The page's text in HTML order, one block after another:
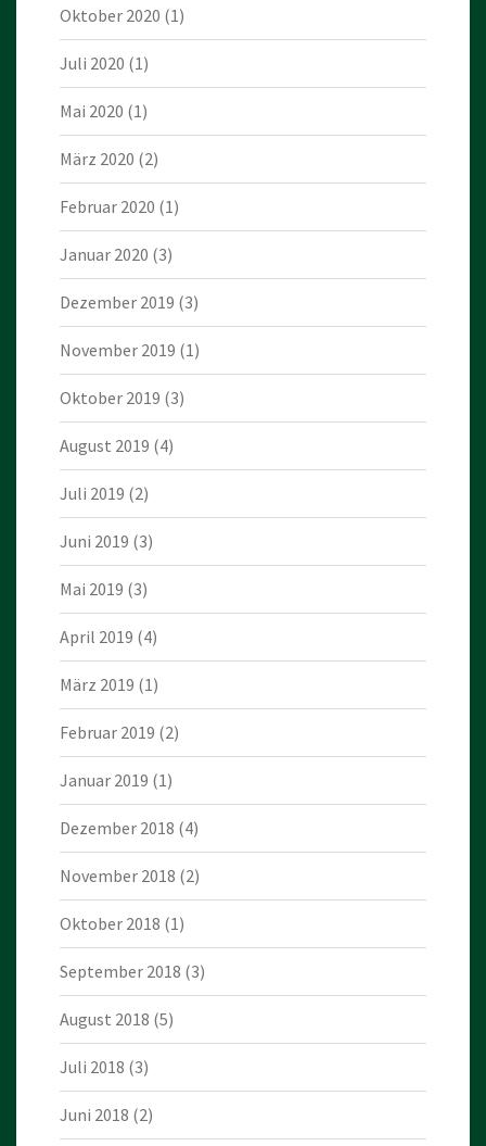
Oktober 2020 (1)
Juli 2020 (1)
Mai 2020 (1)
März 2020 (2)
Februar 2020 (1)
Januar 2020 (3)
Dezember 2019 (3)
November 2019 (1)
Oktober 2019 (3)
August 2019 (4)
Juli 2019 (2)
Juni 2019 (3)
Mai 2019 (3)
April 2019 (4)
März 2019 (1)
Februar 2019 (2)
Januar 2019 (1)
Dezember 2018 (4)
November 2018 (2)
Oktober 2018 (1)
September 2018 (3)
August 2018 (5)
Juli 2018 (3)
Juni 2018 (2)